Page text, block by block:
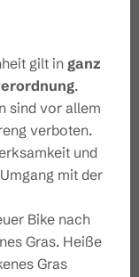
gilt in ganz
.
sind vor allem
verboten.
und
mit der
Bike nach
Gras. Heiße
Gras